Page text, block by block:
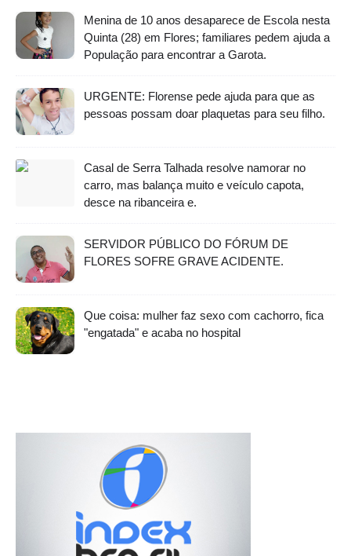
Menina de 10 anos desaparece de Escola nesta
Quinta (28) em Flores; familiares pedem ajuda a
População para encontrar a Garota.
URGENTE: Florense pede ajuda para que as
pessoas possam doar plaquetas para seu filho.
Casal de Serra Talhada resolve namorar no
carro, mas balança muito e veículo capota,
desce na ribanceira e.
SERVIDOR PÚBLICO DO FÓRUM DE
FLORES SOFRE GRAVE ACIDENTE.
Que coisa: mulher faz sexo com cachorro, fica
"engatada" e acaba no hospital